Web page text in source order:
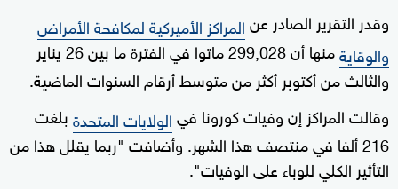
وقدر التقرير الصادر عنالمراكز الأميركية لمكافحة الأمراض
والوقاية
منها أن 299,028 ماتوا في الفترة ما بين 26 يناير
والثالث من أكتوبر أكثر من متوسط أرقام السنوات الماضية.
وقالت المراكز إن وفيات كورونا فيالولايات المتحدةبلغت
216 ألفا في منتصف هذا الشهر. وأضافت "ربما يقلل هذا من
التأثير الكلي للوباء على الوفيات".